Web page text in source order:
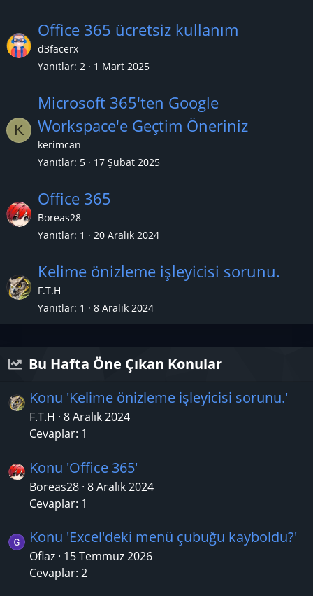
Office 365 ücretsiz kullanım
d3facerx
Yanıtlar 2 1 Mart 2025
K
Microsoft 365'ten Google
Workspace'e Geçtim Öneriniz
kerimcan
Yanıtlar 5 17 Şubat 2025
Office 365
Boreas28
Yanıtlar 1 20 Aralık 2024
Kelime önizleme işleyicisi sorunu.
F.T.H
Yanıtlar 1 8 Aralık 2024
Bu Hafta Öne Çıkan Konular
Konu 'Kelime önizleme işleyicisi sorunu.'
F.T.H 8 Aralık 2024
Cevaplar: 1
Konu 'Office 365'
Boreas28 8 Aralık 2024
Cevaplar: 1
Konu 'Excel'deki menü çubuğu kayboldu?'
Oflaz 15 Temmuz 2026
Cevaplar: 2